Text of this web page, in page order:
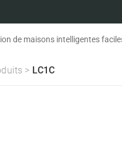
de maisons intelligentes
> LC1C